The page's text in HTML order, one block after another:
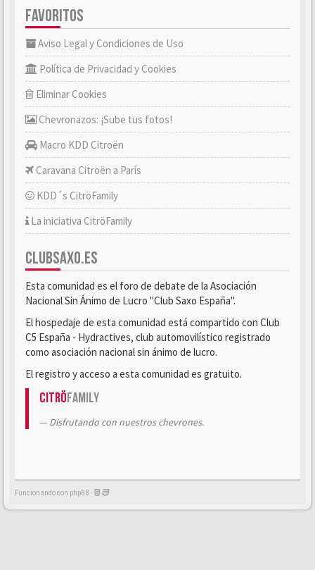
FAVORITOS
Aviso Legal y Condiciones de Uso
Política de Privacidad y Cookies
Eliminar Cookies
Chevronazos: ¡Sube tus fotos!
Macro KDD Citroën
Caravana Citroën a París
KDD´s CitröFamily
La iniciativa CitröFamily
CLUBSAXO.ES
Esta comunidad es el foro de debate de la Asociación
Nacional Sin Ánimo de Lucro "Club Saxo España".
El hospedaje de esta comunidad está compartido con Club
C5 España - Hydractives, club automovilístico registrado
como asociación nacional sin ánimo de lucro.
El registro y acceso a esta comunidad es gratuito.
CitröFamily
Disfrutando con nuestros chevrones.
Funcionando con phpBB -